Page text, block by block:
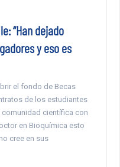
“Han dejado
y eso es
el fondo de Becas
de los estudiantes
comunidad científica con
en Bioquímica esto
cree en sus